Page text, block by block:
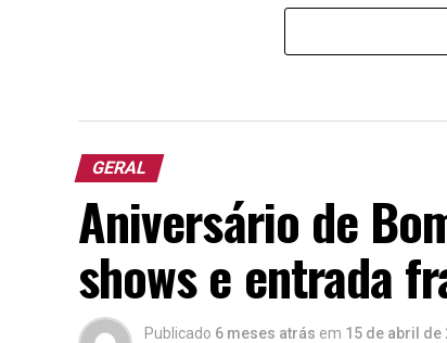
GERAL
Aniversário de
shows e entrada
Publicado 6 meses atrás em 15 de abril de